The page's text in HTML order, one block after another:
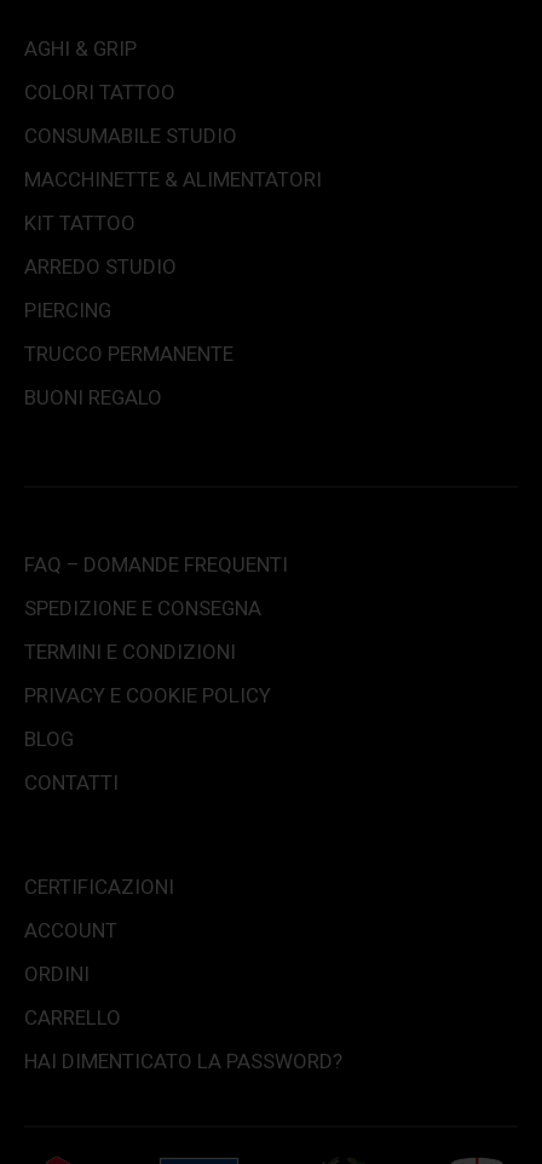
AGHI & GRIP
COLORI TATTOO
CONSUMABILE STUDIO
MACCHINETTE & ALIMENTATORI
KIT TATTOO
ARREDO STUDIO
PIERCING
TRUCCO PERMANENTE
BUONI REGALO
FAQ – DOMANDE FREQUENTI
SPEDIZIONE E CONSEGNA
TERMINI E CONDIZIONI
PRIVACY E COOKIE POLICY
BLOG
CONTATTI
CERTIFICAZIONI
ACCOUNT
ORDINI
CARRELLO
HAI DIMENTICATO LA PASSWORD?